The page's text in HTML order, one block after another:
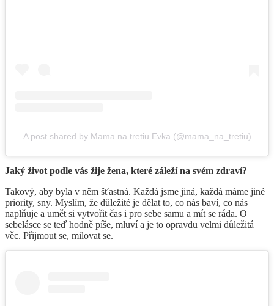
A post shared by Mama na tretiu Evka (@mama_na_tretiu)
Jaký život podle vás žije žena, které záleží na svém zdraví?
Takový, aby byla v něm šťastná. Každá jsme jiná, každá máme jiné
priority, sny. Myslím, že důležité je dělat to, co nás baví, co nás
naplňuje a umět si vytvořit čas i pro sebe samu a mít se ráda. O
sebelásce se teď hodně píše, mluví a je to opravdu velmi důležitá
věc. Přijmout se, milovat se.